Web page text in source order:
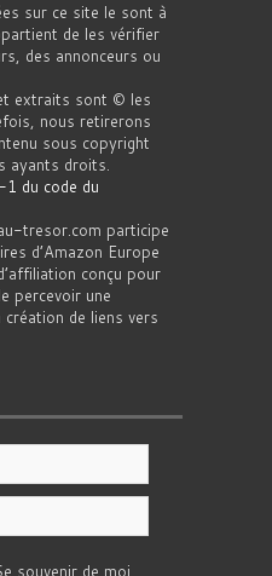
sur ce site le sont à
de les vérifier
des annonceurs ou
extraits sont © les
nous retirerons
sous copyright
ayants droits.
du code du
tresor.com participe
d’Amazon Europe
conçu pour
percevoir une
de liens vers
souvenir de moi